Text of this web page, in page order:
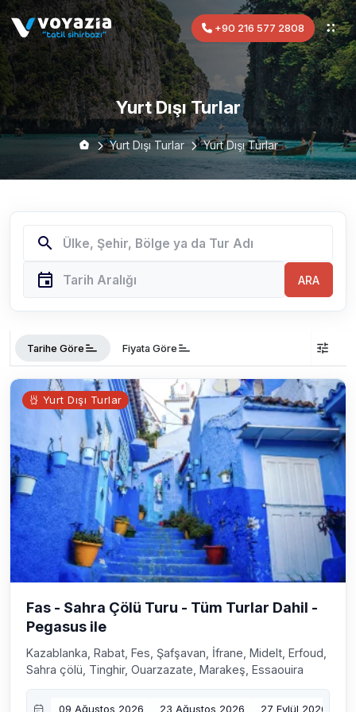
+90 216 577 2808
Yurt Dışı Turlar
Yurt Dışı Turlar Yurt Dışı Turlar
search
event
ARA
Tarihe Göre sort Fiyata Göre sort tune
Yurt Dışı Turlar
Fas - Sahra Çölü Turu - Tüm Turlar Dahil -
Pegasus ile
Kazablanka, Rabat, Fes, Şafşavan, İfrane, Midelt, Erfoud,
Sahra çölü, Tinghir, Ouarzazate, Marakeş, Essaouira
09 Ağustos 2026 23 Ağustos 2026 27 Eylül 2026